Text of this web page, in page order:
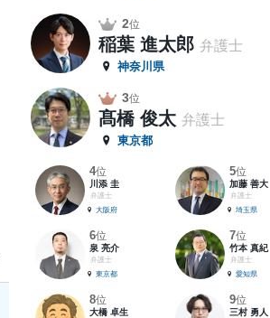
2位
稲葉 進太郎 弁護士
神奈川県
3位
髙橋 俊太 弁護士
東京都
4位
川添 圭
弁護士
大阪府
5位
加藤 善大
弁護士
埼玉県
6位
泉 亮介
弁護士
東京都
7位
竹本 真紀
弁護士
愛知県
8位
大橋 卓生
9位
三村 勇人